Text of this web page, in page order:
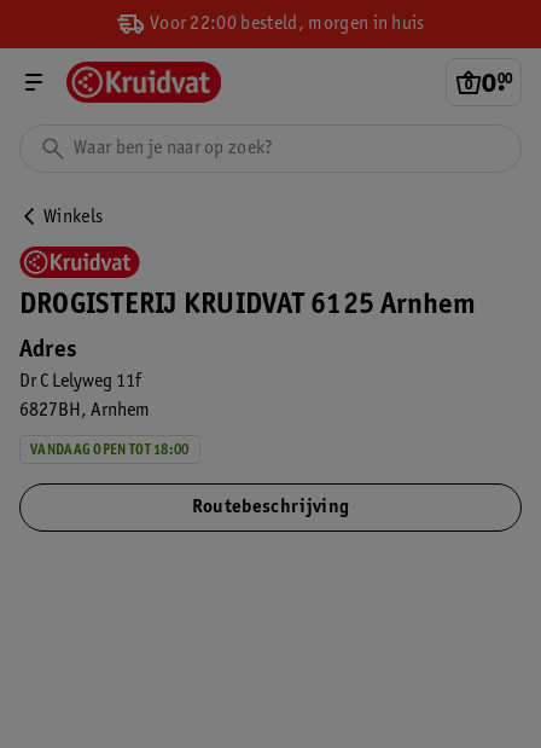
Voor 22:00 besteld, morgen in huis
0.
00
Winkels
DROGISTERIJ KRUIDVAT 6125 Arnhem
Adres
Dr C Lelyweg 11f
6827BH
Arnhem
VANDAAG OPEN TOT 18:00
Routebeschrijving